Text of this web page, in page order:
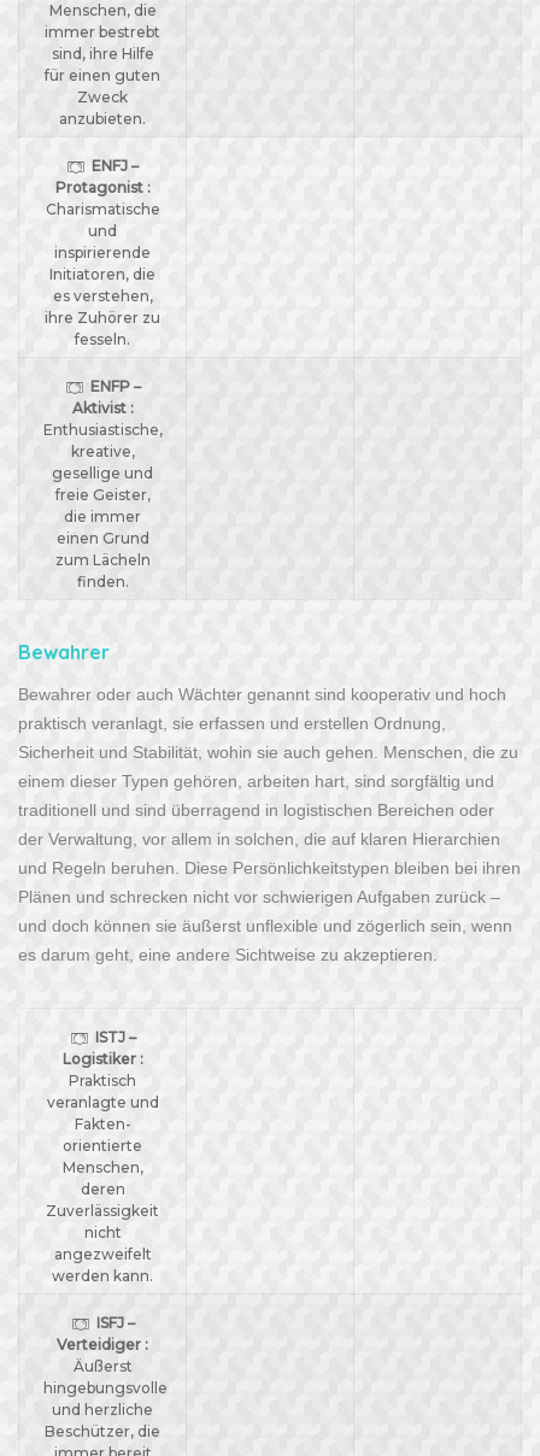
Menschen, die
immer bestrebt
sind, ihre Hilfe
für einen guten
Zweck
anzubieten.
ENFJ –
Protagonist :
Charismatische
und
inspirierende
Initiatoren, die
es verstehen,
ihre Zuhörer zu
fesseln.
ENFP –
Aktivist :
Enthusiastische,
kreative,
gesellige und
freie Geister,
die immer
einen Grund
zum Lächeln
finden.
Bewahrer
Bewahrer oder auch Wächter genannt sind kooperativ und hoch
praktisch veranlagt, sie erfassen und erstellen Ordnung,
Sicherheit und Stabilität, wohin sie auch gehen. Menschen, die zu
einem dieser Typen gehören, arbeiten hart, sind sorgfältig und
traditionell und sind überragend in logistischen Bereichen oder
der Verwaltung, vor allem in solchen, die auf klaren Hierarchien
und Regeln beruhen. Diese Persönlichkeitstypen bleiben bei ihren
Plänen und schrecken nicht vor schwierigen Aufgaben zurück –
und doch können sie äußerst unflexible und zögerlich sein, wenn
es darum geht, eine andere Sichtweise zu akzeptieren.
ISTJ –
Logistiker :
Praktisch
veranlagte und
Fakten-
orientierte
Menschen,
deren
Zuverlässigkeit
nicht
angezweifelt
werden kann.
ISFJ –
Verteidiger :
Äußerst
hingebungsvolle
und herzliche
Beschützer, die